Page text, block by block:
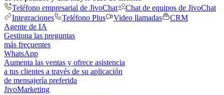
Teléfono empresarial de JivoChat
Chat de equipos de JivoChat
Integraciones
Teléfono Plus Video llamadas
CRM
Agente de IA
Gestiona las preguntas
más frecuentes
WhatsApp
Aumenta las ventas y ofrece asistencia
a tus clientes a través de su aplicación
de mensajería preferida
JivoMarketing